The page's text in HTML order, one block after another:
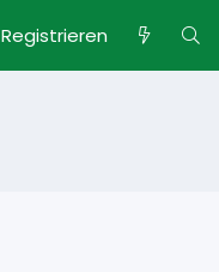
Registrieren